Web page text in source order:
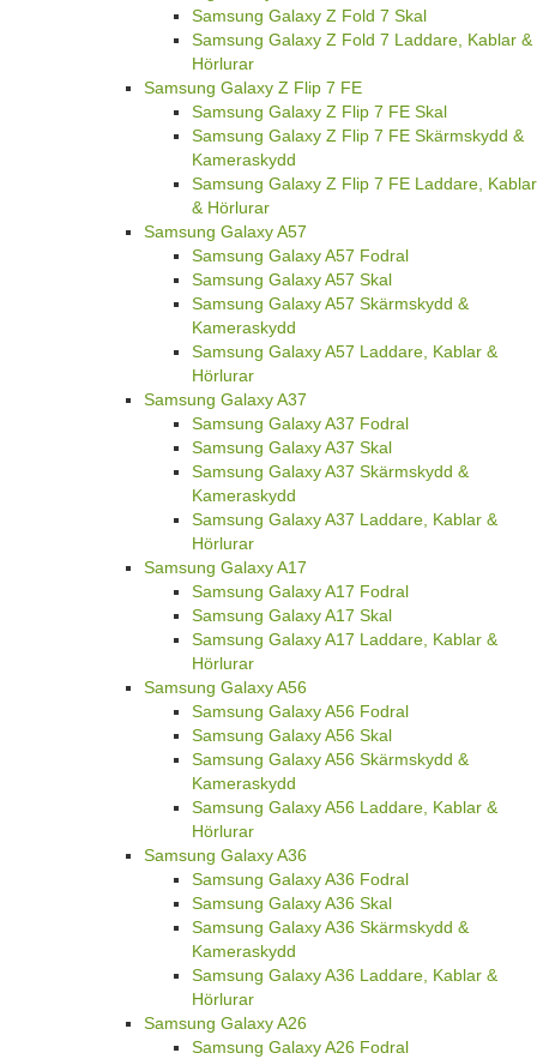
Samsung Galaxy Z Fold 7 Skal
Samsung Galaxy Z Fold 7 Laddare, Kablar &
Hörlurar
Samsung Galaxy Z Flip 7 FE
Samsung Galaxy Z Flip 7 FE Skal
Samsung Galaxy Z Flip 7 FE Skärmskydd &
Kameraskydd
Samsung Galaxy Z Flip 7 FE Laddare, Kablar
& Hörlurar
Samsung Galaxy A57
Samsung Galaxy A57 Fodral
Samsung Galaxy A57 Skal
Samsung Galaxy A57 Skärmskydd &
Kameraskydd
Samsung Galaxy A57 Laddare, Kablar &
Hörlurar
Samsung Galaxy A37
Samsung Galaxy A37 Fodral
Samsung Galaxy A37 Skal
Samsung Galaxy A37 Skärmskydd &
Kameraskydd
Samsung Galaxy A37 Laddare, Kablar &
Hörlurar
Samsung Galaxy A17
Samsung Galaxy A17 Fodral
Samsung Galaxy A17 Skal
Samsung Galaxy A17 Laddare, Kablar &
Hörlurar
Samsung Galaxy A56
Samsung Galaxy A56 Fodral
Samsung Galaxy A56 Skal
Samsung Galaxy A56 Skärmskydd &
Kameraskydd
Samsung Galaxy A56 Laddare, Kablar &
Hörlurar
Samsung Galaxy A36
Samsung Galaxy A36 Fodral
Samsung Galaxy A36 Skal
Samsung Galaxy A36 Skärmskydd &
Kameraskydd
Samsung Galaxy A36 Laddare, Kablar &
Hörlurar
Samsung Galaxy A26
Samsung Galaxy A26 Fodral